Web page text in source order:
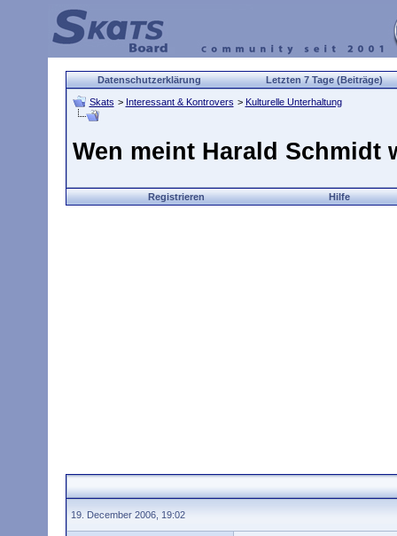
Datenschutzerklärung Letzten 7 Tage (Beiträge)
Skats > Interessant & Kontrovers > Kulturelle Unterhaltung
Wen meint Harald Schmidt
Registrieren Hilfe
19. December 2006, 19:02